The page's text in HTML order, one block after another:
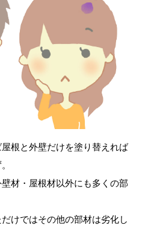
屋根と外壁だけを塗り替えれば
材・屋根材以外にも多くの部
けではその他の部材は劣化し